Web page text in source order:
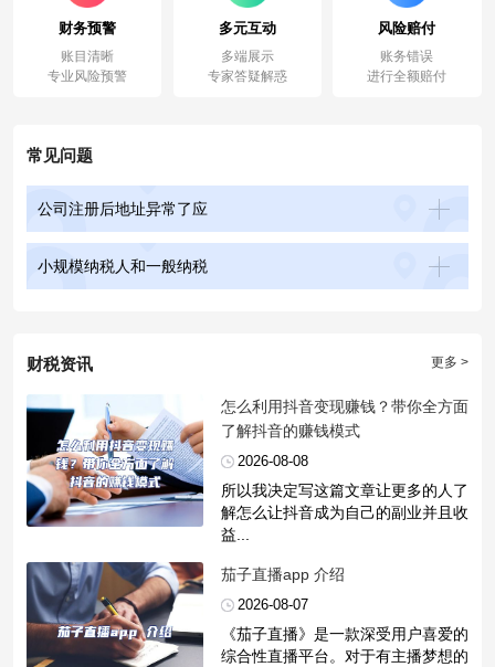
财务预警
账目清晰
专业风险预警
多元互动
多端展示
专家答疑解惑
风险赔付
账务错误
进行全额赔付
常见问题
公司注册后地址异常了应
小规模纳税人和一般纳税
更多 >
财税资讯
​怎么利用抖音变现赚钱？带你全方面
了解抖音的赚钱模式
2026-08-08
所以我决定写这篇文章让更多的人了
解怎么让抖音成为自己的副业并且收
益...
​茄子直播app 介绍
2026-08-07
《茄子直播》是一款深受用户喜爱的
综合性直播平台。对于有主播梦想的